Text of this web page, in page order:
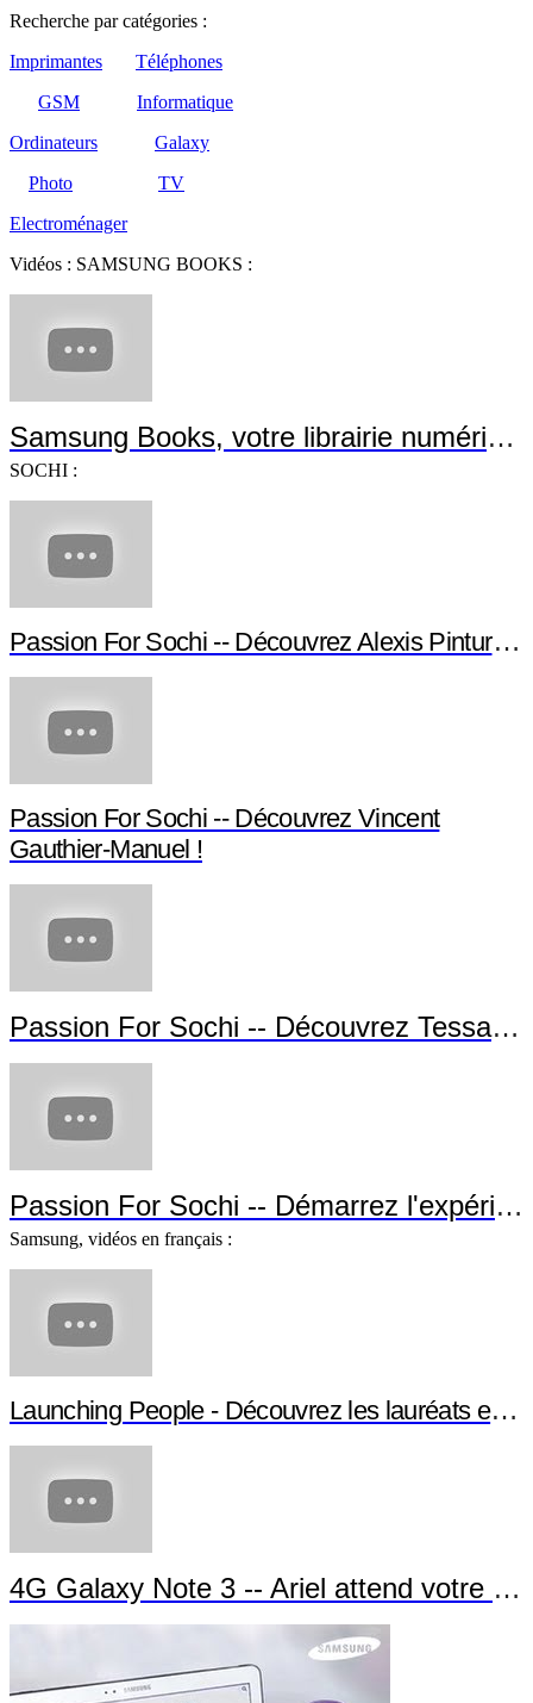
Recherche par catégories :
Imprimantes
Téléphones
GSM
Informatique
Ordinateurs
Galaxy
Photo
TV
Electroménager
Vidéos : SAMSUNG BOOKS :
Samsung Books, votre librairie numérique !
SOCHI :
Passion For Sochi -- Découvrez Alexis Pinturault !
Passion For Sochi -- Découvrez Vincent
Gauthier-Manuel !
Passion For Sochi -- Découvrez Tessa Worley !
Passion For Sochi -- Démarrez l'expérience !
Samsung, vidéos en français :
Launching People - Découvrez les lauréats et leurs projets
4G Galaxy Note 3 -- Ariel attend votre appel !